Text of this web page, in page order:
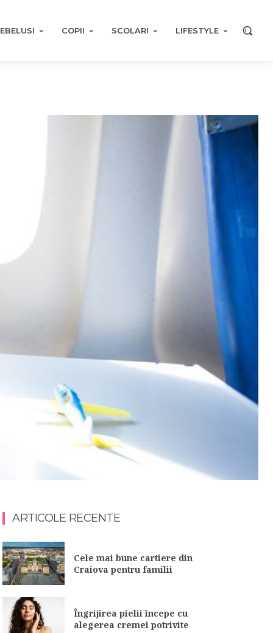
COPII SCOLARI LIFESTYLE
ARTICOLE RECENTE
Cele mai bune cartiere din
Craiova pentru familii
Îngrijirea pielii începe cu
alegerea cremei potrivite